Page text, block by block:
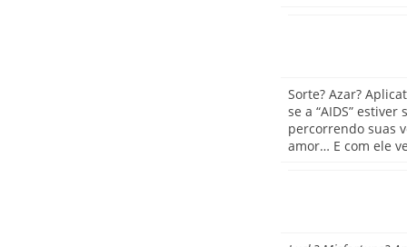
Sorte? Azar?
se a “AIDS”
percorrendo suas
amor… E com ele